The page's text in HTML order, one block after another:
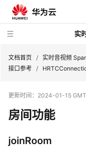
实
新
动
态
服
文档首页 / 实时音视频
接口参考 /
更新时间： 2024-01-15
房间功能
joinRoom